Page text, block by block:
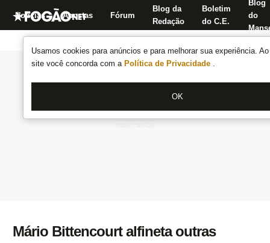
Usamos cookies para anúncios e para melhorar sua experiência.
site você concorda com a Política de Privacidade .
OK
Notícias Apostas Fórum
Blog da
Redação
Boletim
do C.E.
Blog
do
Mário Bittencourt alfineta outras